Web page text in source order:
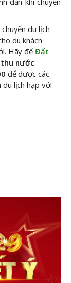
du lịch
du khách
Hãy để Đất
nước
để được các
lịch hạp với